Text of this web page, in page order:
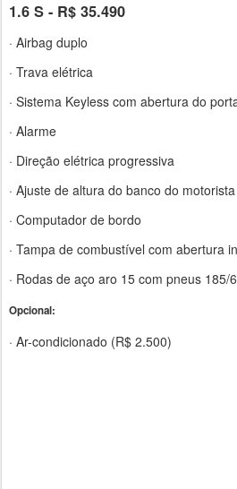
1.6 S - R$ 35.490
· Airbag duplo
· Trava elétrica
· Sistema Keyless com abertura do
· Alarme
· Direção elétrica progressiva
· Ajuste de altura do banco do motorista
· Computador de bordo
· Tampa de combustível com abertura
· Rodas de aço aro 15 com pneus 185/
Opcional:
· Ar-condicionado (R$ 2.500)